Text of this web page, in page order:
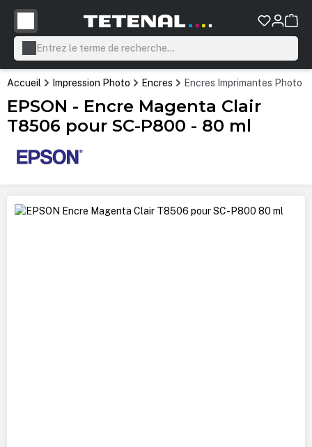
principal
Accueil Impression Photo Encres Encres Imprimantes Photo
EPSON - Encre Magenta Clair
T8506 pour SC-P800 - 80 ml
Ignorer la galerie d'images